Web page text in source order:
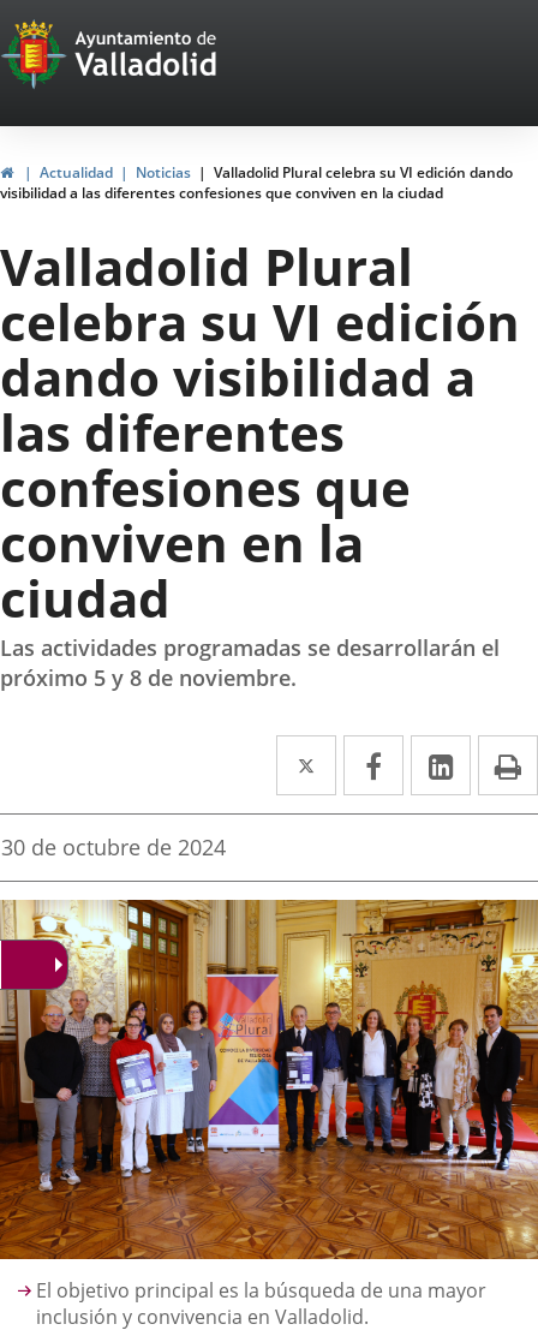
Portal
Web
del
Ayuntamiento
de
Valladolid
InicioActualidad Noticias
Valladolid Plural celebra su VI edición dando
visibilidad a las diferentes confesiones que conviven en la ciudad
Valladolid Plural
celebra su VI edición
dando visibilidad a
las diferentes
confesiones que
conviven en la
ciudad
Las actividades programadas se desarrollarán el
próximo 5 y 8 de noviembre.
Twitter
Enlace
a
aplicación
externa.
Facebook
Enlace
a
aplicación
externa.
Enlace
a
Fecha
la
noticia
30 de octubre de 2024
Descripción
El objetivo principal es la búsqueda de una mayor
inclusión y convivencia en Valladolid.